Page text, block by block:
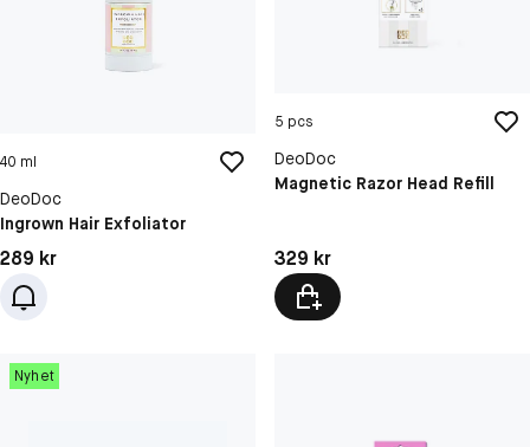
40 ml
DeoDoc
Ingrown Hair Exfoliator
Pris: 289 kr
289 kr
5 pcs
DeoDoc
Magnetic Razor Head Refill
Pris: 329 kr
329 kr
Nyhet